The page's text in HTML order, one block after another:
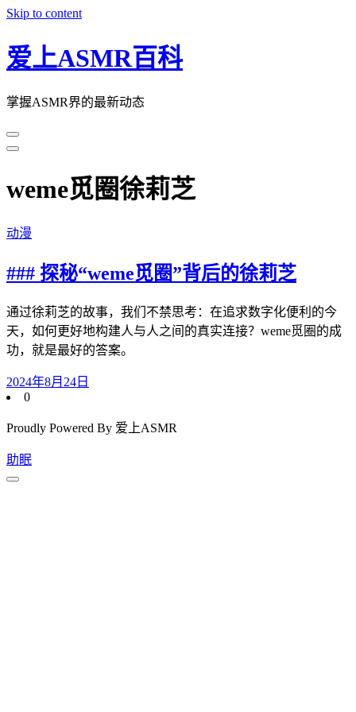
Skip to content
爱上ASMR百科
掌握ASMR界的最新动态
weme觅圈徐莉芝
动漫
### 探秘“weme觅圈”背后的徐莉芝
通过徐莉芝的故事，我们不禁思考：在追求数字化便利的今
天，如何更好地构建人与人之间的真实连接？weme觅圈的成
功，就是最好的答案。
2024年8月24日
0
Proudly Powered By 爱上ASMR
助眠